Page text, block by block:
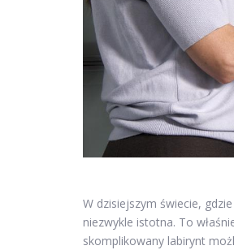
W dzisiejszym świecie,
niezwykle istotna. To
skomplikowany labirynt